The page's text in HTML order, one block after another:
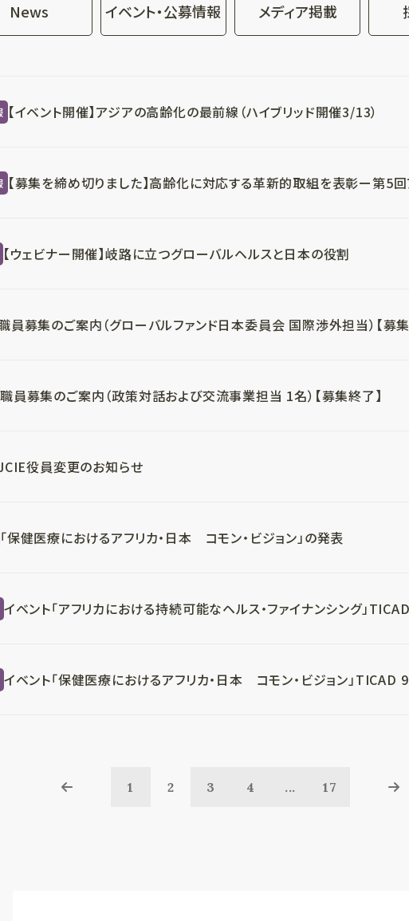
News イベント・公募情報 メディア掲載
【イベント開催】アジアの高齢化の最前線（ハイブリッド開催3/13）
【募集を締め切りました】高齢化に対応する革新的取組を表彰ー第5
【ウェビナー開催】岐路に立つグローバルヘルスと日本の役割
員募集のご案内（グローバルファンド日本委員会 国際渉外担当）【募集
職員募集のご案内（政策対話および交流事業担当 1名）【募集終了】
役員変更のお知らせ
「保健医療におけるアフリカ・日本 コモン・ビジョン」の発表
イベント「アフリカにおける持続可能なヘルス・ファイナンシング」
イベント「保健医療におけるアフリカ・日本 コモン・ビジョン」TICAD
1 2 3 4 ... 17